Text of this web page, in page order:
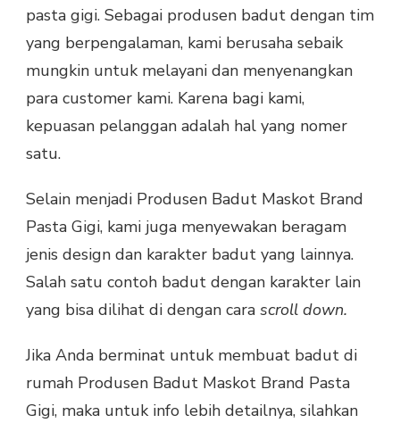
pasta gigi. Sebagai produsen badut dengan tim
yang berpengalaman, kami berusaha sebaik
mungkin untuk melayani dan menyenangkan
para customer kami. Karena bagi kami,
kepuasan pelanggan adalah hal yang nomer
satu.
Selain menjadi Produsen Badut Maskot Brand
Pasta Gigi, kami juga menyewakan beragam
jenis design dan karakter badut yang lainnya.
Salah satu contoh badut dengan karakter lain
yang bisa dilihat di dengan cara scroll down.
Jika Anda berminat untuk membuat badut di
rumah Produsen Badut Maskot Brand Pasta
Gigi, maka untuk info lebih detailnya, silahkan